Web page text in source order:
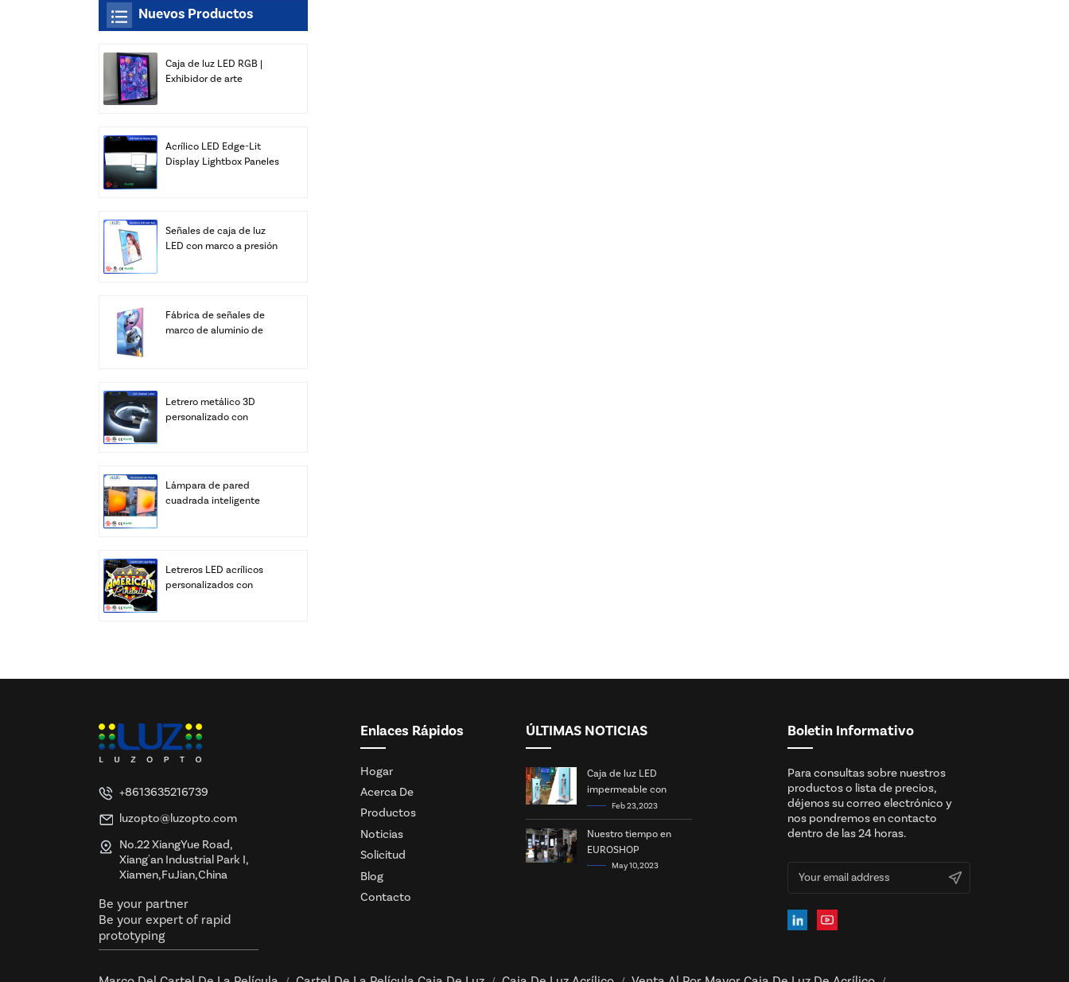
Nuevos Productos
Caja de luz LED RGB |
Exhibidor de arte
Acrílico LED Edge-Lit
Display Lightbox Paneles
Señales de caja de luz
LED con marco a presión
Fábrica de señales de
marco de aluminio de
Letrero metálico 3D
personalizado con
iluminación para
edificios y bares, IP67
Lámpara de pared
cuadrada inteligente
remoto)
Letreros LED acrílicos
personalizados con
+8613635216739
luzopto@luzopto.com
No.22 XiangYue Road,
Xiang'an Industrial Park I,
Xiamen,FuJian,China
Be your partner
Be your expert of rapid
prototyping
Enlaces Rápidos
Hogar
Acerca De
Productos
Noticias
Solicitud
Blog
Contacto
ÚLTIMAS NOTICIAS
Caja de luz LED
impermeable con
energía solar
Feb 23, 2023
Nuestro tiempo en
EUROSHOP
May 10, 2023
Boletin Informativo
Para consultas sobre nuestros
productos o lista de precios,
déjenos su correo electrónico y
nos pondremos en contacto
dentro de las 24 horas.